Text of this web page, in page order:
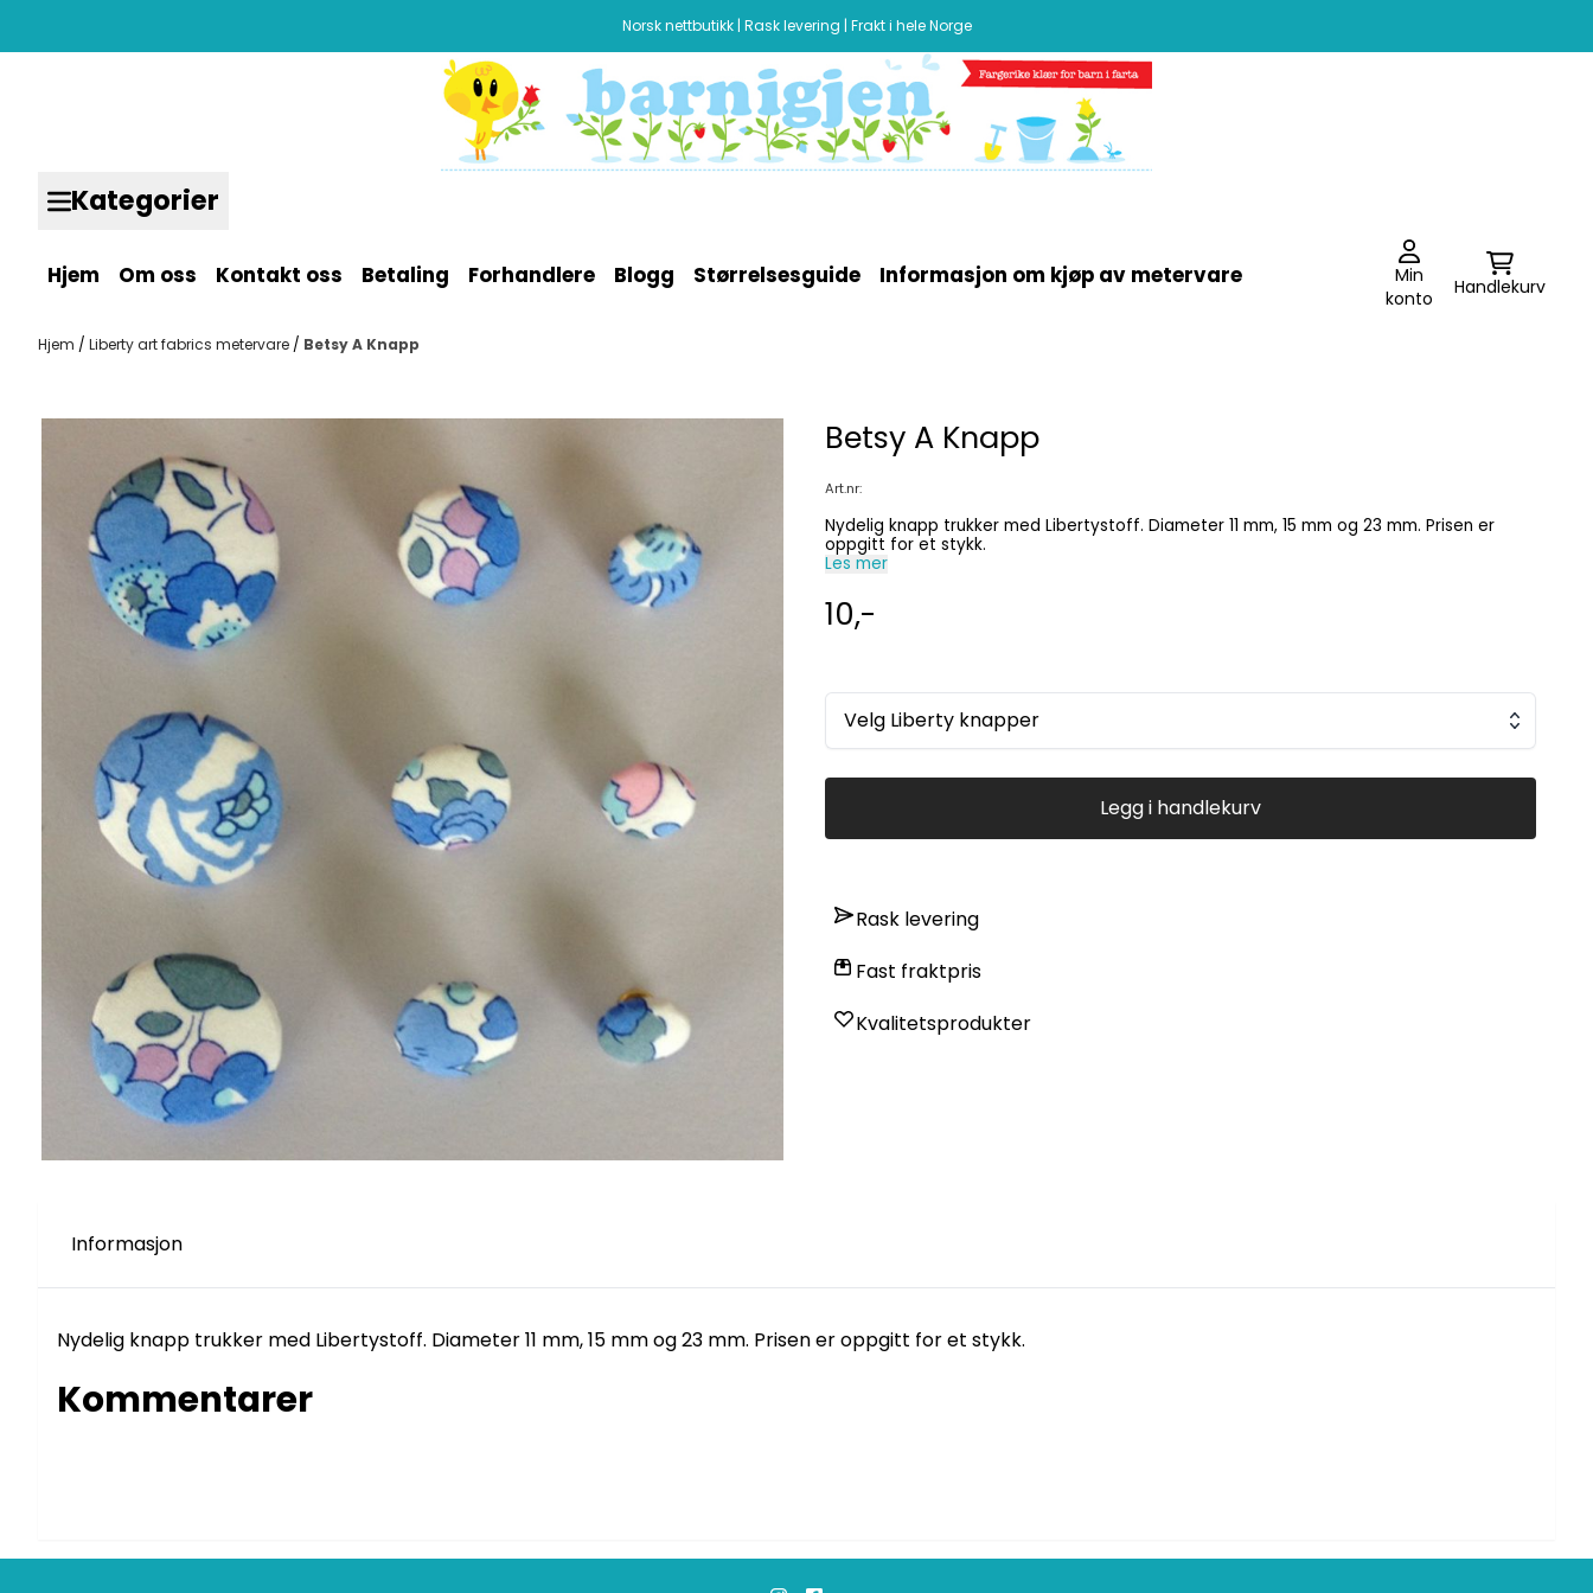
Norsk nettbutikk | Rask levering | Frakt i hele Norge
Kategorier
Hjem Om oss Kontakt oss Betaling Forhandlere Blogg Størrelsesguide Informasjon om kjøp av metervare
Min
konto
Handlekurv
Hjem / Liberty art fabrics metervare / Betsy A Knapp
Betsy A Knapp
Art.nr:
Nydelig knapp trukker med Libertystoff. Diameter 11 mm, 15 mm og 23 mm. Prisen er
oppgitt for et stykk.
Les mer
10,-
Velg Liberty knapper
Legg i handlekurv
Rask levering
Fast fraktpris
Kvalitetsprodukter
Informasjon
Nydelig knapp trukker med Libertystoff. Diameter 11 mm, 15 mm og 23 mm. Prisen er oppgitt for et stykk.
Kommentarer